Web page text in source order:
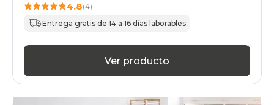
4.8(4)
Entrega gratis de 14 a 16 días laborables
Ver producto